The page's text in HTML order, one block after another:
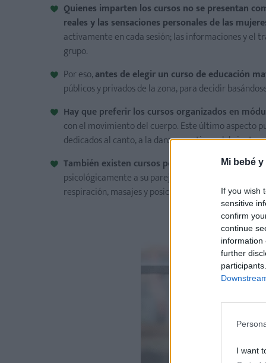
Mi bebé
If you wish
sensitive
confirm
continue
information
further
I want
Quienes imparten los cursos no se presentan
reales y las sensaciones personales de las
activamente en cada sesión; las informaciones y el
grupo.
Por eso,antes de elegir un curso de educación
públicos y privados de la zona, para decidir
Hay que preferir los cursos organizados en
con el movimiento del cuerpo. Este último aspecto
dedicados al canto, a la danza creativa o del vientre,
También existen cursos pensados para las
psicológicamente a su pareja durante el embarazo,
respiración, masajes y posiciones que ayuden a